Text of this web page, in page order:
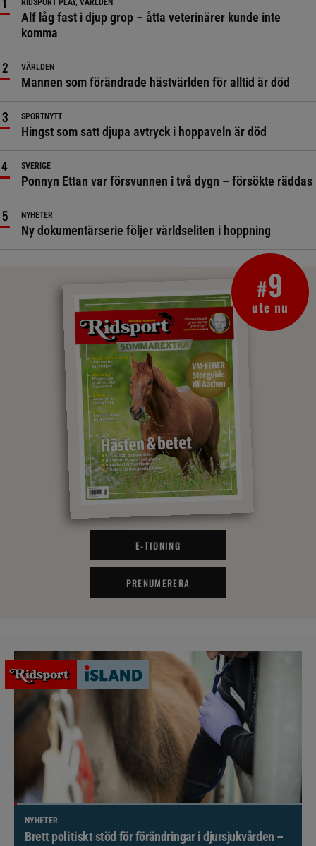
RIDSPORT PLAY, VÄRLDEN
Alf låg fast i djup grop – åtta veterinärer kunde inte
komma
VÄRLDEN
Mannen som förändrade hästvärlden för alltid är död
SPORTNYTT
Hingst som satt djupa avtryck i hoppaveln är död
SVERIGE
Ponnyn Ettan var försvunnen i två dygn – försökte räddas
NYHETER
Ny dokumentärserie följer världseliten i hoppning
#9
ute nu
E-TIDNING
PRENUMERERA
NYHETER
Brett politiskt stöd för förändringar i djursjukvården –